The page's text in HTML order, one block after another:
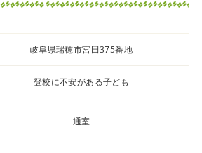
岐阜県瑞穂市宮田375番地
登校に不安がある子ども
通室